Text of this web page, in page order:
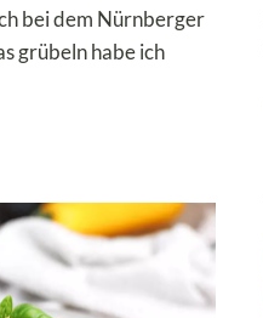
bei dem Nürnberger
grübeln habe ich